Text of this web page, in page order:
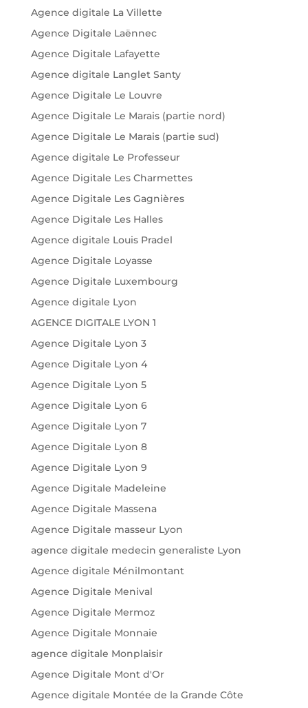
Agence digitale La Villette
Agence Digitale Laënnec
Agence Digitale Lafayette
Agence digitale Langlet Santy
Agence Digitale Le Louvre
Agence Digitale Le Marais (partie nord)
Agence Digitale Le Marais (partie sud)
Agence digitale Le Professeur
Agence Digitale Les Charmettes
Agence Digitale Les Gagnières
Agence Digitale Les Halles
Agence digitale Louis Pradel
Agence Digitale Loyasse
Agence Digitale Luxembourg
Agence digitale Lyon
AGENCE DIGITALE LYON 1
Agence Digitale Lyon 3
Agence Digitale Lyon 4
Agence Digitale Lyon 5
Agence Digitale Lyon 6
Agence Digitale Lyon 7
Agence Digitale Lyon 8
Agence Digitale Lyon 9
Agence Digitale Madeleine
Agence Digitale Massena
Agence Digitale masseur Lyon
agence digitale medecin generaliste Lyon
Agence digitale Ménilmontant
Agence Digitale Menival
Agence Digitale Mermoz
Agence Digitale Monnaie
agence digitale Monplaisir
Agence Digitale Mont d'Or
Agence digitale Montée de la Grande Côte